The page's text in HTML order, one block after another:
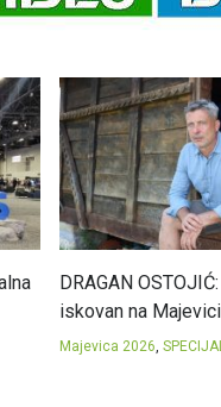
DRAGAN
iskovan na Majevici
Majevica 2026,